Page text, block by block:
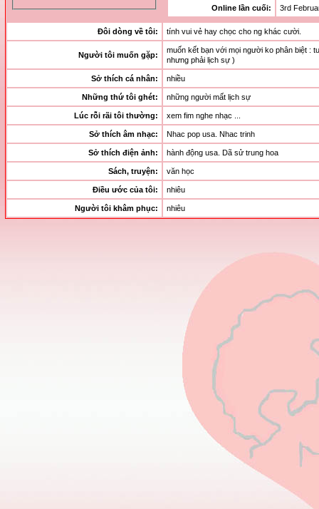
Online lần cuối: 3rd
Đôi dòng về tôi: tính vui vẻ hay chọc cho ng khác cười.
Người tôi muốn gặp:
muốn kết bạn với mọi người ko phân biệt :
nhưng phải lịch sự )
Sở thích cá nhân: nhiều
Những thứ tôi ghét: những người mất lịch sự
Lúc rỗi rãi tôi thường: xem fim nghe nhạc ...
Sở thích âm nhạc: Nhac pop usa. Nhac trinh
Sở thích điện ảnh: hành động usa. Dã sử trung hoa
Sách, truyện: văn học
Điều ước của tôi: nhiêu
Người tôi khâm phục: nhiêu